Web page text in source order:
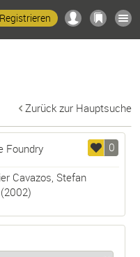
Registrieren
Zurück zur Hauptsuche
0
Foundry
Cavazos, Stefan